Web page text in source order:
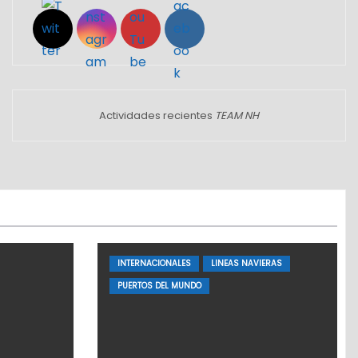
Actividades recientes TEAM NH
INTERNACIONALES
LINEAS NAVIERAS
PUERTOS DEL MUNDO